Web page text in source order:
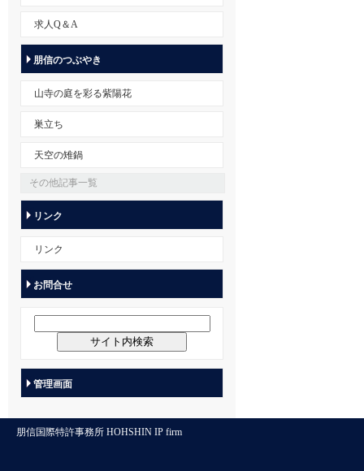
求人Q＆A
朋信のつぶやき
山寺の庭を彩る紫陽花
巣立ち
天空の雉鍋
その他記事一覧
リンク
リンク
お問合せ
管理画面
朋信国際特許事務所 HOHSHIN IP firm